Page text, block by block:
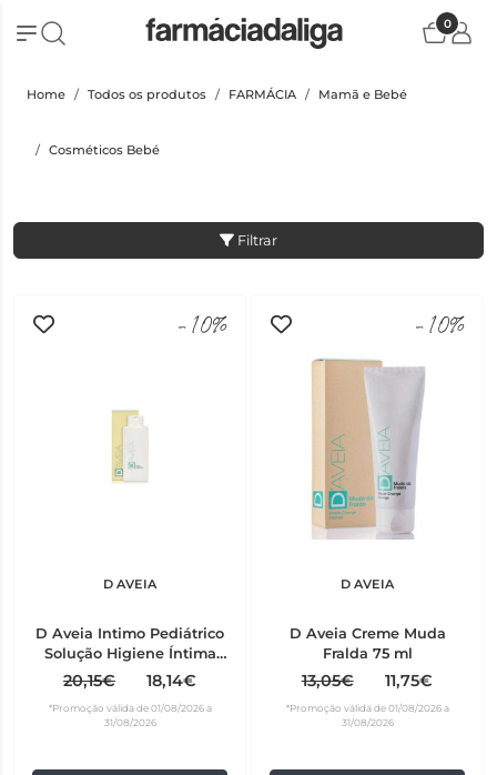
0
Home Todos os produtos FARMÁCIA Mamã e Bebé
Cosméticos Bebé
Filtrar
-10%
D AVEIA
D Aveia Intimo Pediátrico
Solução Higiene Íntima
200 ml
20,15€ 18,14€
*Promoção válida de 01/08/2026 a
31/08/2026
-10%
D AVEIA
D Aveia Creme Muda
Fralda 75 ml
13,05€ 11,75€
*Promoção válida de 01/08/2026 a
31/08/2026